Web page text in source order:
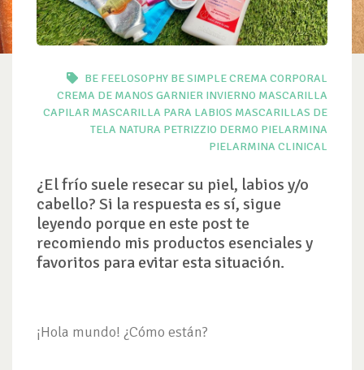
BE FEELOSOPHY BE SIMPLECREMA CORPORAL
CREMA DE MANOS GARNIER INVIERNO MASCARILLA
CAPILAR MASCARILLA PARA LABIOS MASCARILLAS DE
TELA NATURA PETRIZZIO DERMO PIELARMINA
PIELARMINA CLINICAL
¿El frío suele resecar su piel, labios y/o
cabello? Si la respuesta es sí, sigue
leyendo porque en este post te
recomiendo mis productos esenciales y
favoritos para evitar esta situación.
¡Hola mundo! ¿Cómo están?